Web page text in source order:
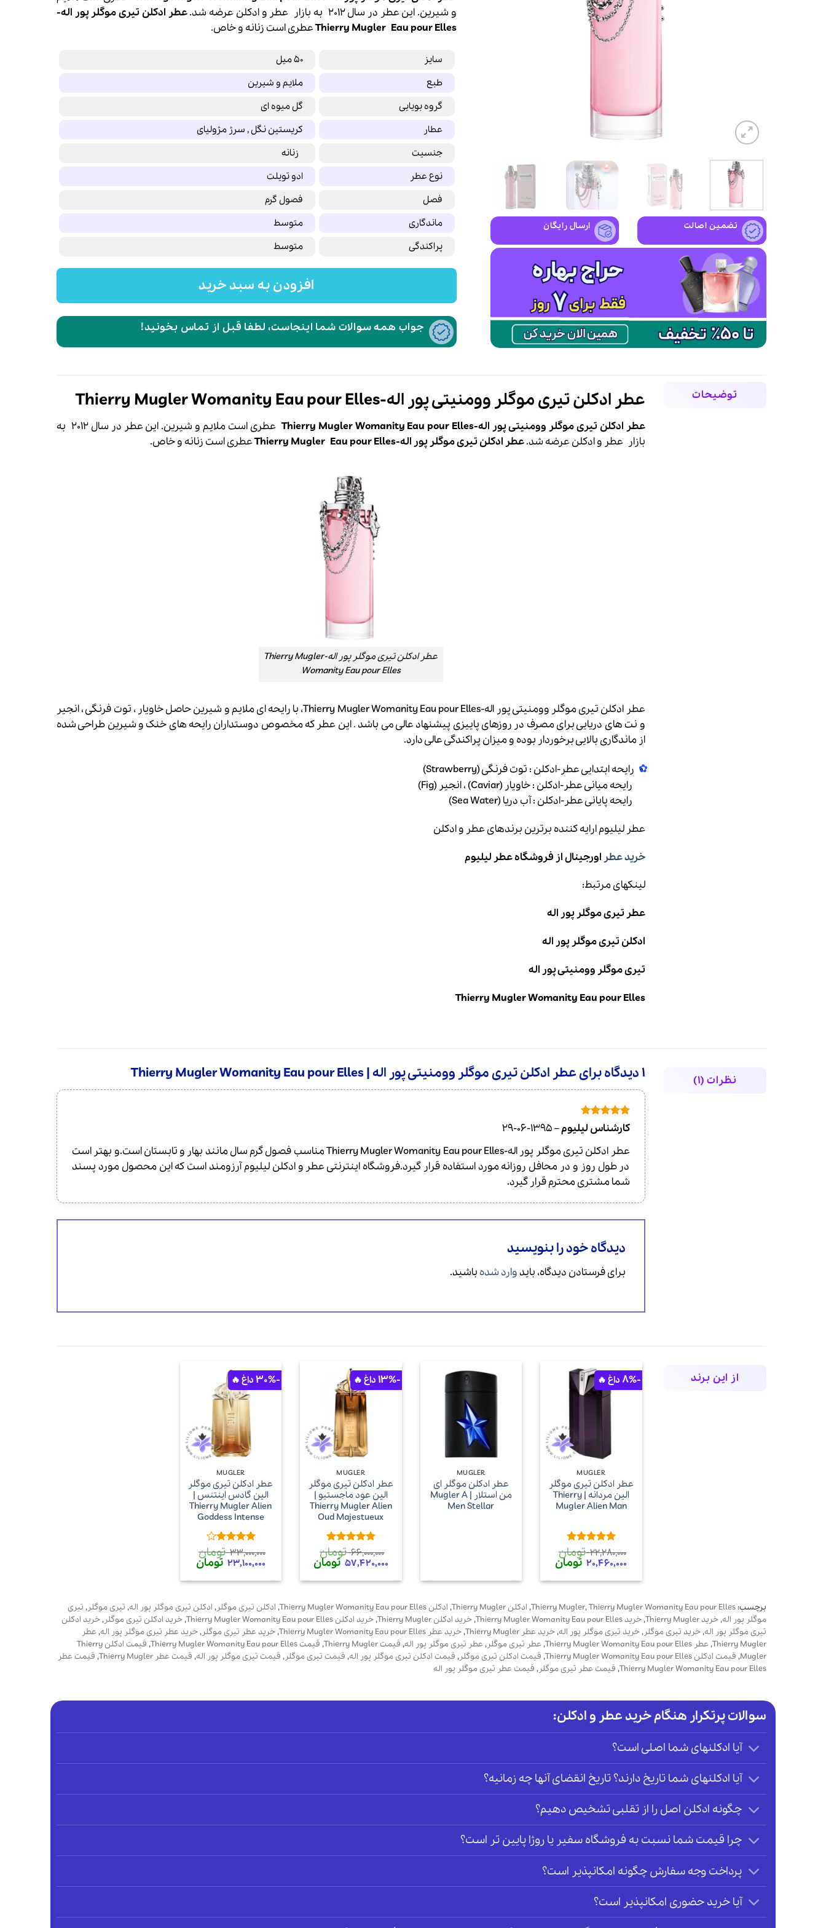
تضمین اصالت ارسال رایگان
و شیرین. این عطر در سال 2012 به بازار
عطر وادکلن عرضه شد.عطر ادکلن تیری موگلر پور اله-
Thierry MuglerEau pour Elles عطری است زنانه و خاص.
سایز
50 میل
طبع
ملایم و شیرین
گروه بویایی
گل میوه ای
عطار
کریستین نگل , سرژ مژولیای
جنسیت
زنانه
نوع عطر
ادو تویلت
فصل
فصول گرم
ماندگاری
متوسط
پراکندگی
متوسط
افزودن به سبد خرید
جواب همه سوالات شما اینجاست، لطفا قبل از تماس بخونید!
توضیحات عطر ادکلن تیری موگلر وومنیتی پور اله-Thierry Mugler Womanity Eau pour Elles
عطر ادکلن تیری موگلر وومنیتی پور اله-Thierry Mugler Womanity Eau pour Elles
عطری است ملایم و شیرین. این عطر در سال 2012 به
بازارعطر و ادکلن عرضه شد.عطر ادکلنتیری موگلر پور اله- Thierry MuglerEau pour Elles عطری است زنانه و خاص.
عطر ادکلن تیری موگلر پور اله-Thierry Mugler
Womanity Eau pour Elles
عطر ادکلن تیری موگلر وومنیتی پور اله-Thierry Mugler Womanity Eau pour Elles، با رایحه ای ملایم و شیرین حاصل خاویار ، توت فرنگی ، انجیر
و نت های دریایی برای مصرف در روزهای پاییزی پیشنهاد عالی می باشد .این عطر که مخصوص دوستداران رایحه های خنک و شیرین طراحی شده
از ماندگاری بالایی برخوردار بوده و میزان پراکندگی عالی دارد.
رایحه ابتدایی عطر-ادکلن : توت فرنگی (Strawberry)
رایحه میانی عطر-ادکلن : خاویار (Caviar) ، انجیر (Fig)
رایحه پایانی عطر-ادکلن : آب دریا (Sea Water)
عطر لیلیومارایه کننده برترین برندهای عطر و ادکلن
خرید عطر اورجینال از فروشگاه عطر لیلیوم
لینکهای مرتبط:
عطر تیری موگلر پور اله
ادکلن تیری موگلر پور اله
تیری موگلر وومنیتی پور اله
Thierry Mugler Womanity Eau pour Elles
نظرات (1) 1 دیدگاه برای عطر ادکلن تیری موگلر وومنیتی پور اله | Thierry Mugler Womanity Eau pour Elles
امتیاز5
از
5
کارشناس لیلیوم–
1395-06-29
عطر ادکلن تیری موگلر پور اله-Thierry Mugler Womanity Eau pour Elles مناسب فصول گرم سال مانند بهار و تابستان است.و بهتر است
در طول روز و در محافل روزانه مورد استفاده قرار گیرد.فروشگاه اینترنتی عطر و ادکلن لیلیوم آرزومند است که این محصول مورد پسند
شما مشتری محترم قرار گیرد.
دیدگاه خود را بنویسید
برای فرستادن دیدگاه، باید وارد شده باشید.
از این برند -8%
+
MUGLER
عطر ادکلن تیری موگلر
الین مردانه | Thierry
Mugler Alien Man
امتیاز5از
22,280,000 تومان
قیمت
اصلی
22,280,000 تومان
بود.
20,460,000 تومانقیمت
فعلی
20,460,000 تومان
است.
MUGLER
عطر ادکلن موگلر ای
من استلار | Mugler A
Men Stellar
-13%
+
MUGLER
عطر ادکلن تیری موگلر
الین عود ماجستیو |
Thierry Mugler Alien
Oud Majestueux
امتیاز5از
66,000,000 تومان
قیمت
اصلی
66,000,000 تومان
بود.
57,420,000 تومان
57,420,000 تومان
است.
-30%
MUGLER
عطر ادکلن تیری موگلر
الین گادس اینتنس |
Thierry Mugler Alien
Goddess Intense
امتیاز4
از 5
33,000,000 تومان
قیمت
اصلی
33,000,000 تومان
بود.
23,100,000 تومان
است.
برچسب: Thierry Mugler,Thierry Mugler Womanity Eau pour Elles
, ادکلن Thierry Mugler , ادکلن Thierry Mugler Womanity Eau pour Elles , ادکلن تیری موگلر, ادکلن تیری موگلر پور اله, تیری موگلر, تیری
موگلر پور اله,خرید Thierry Mugler ,خرید Thierry Mugler Womanity Eau pour Elles ,خرید ادکلن Thierry Mugler ,خرید ادکلن Thierry Mugler Womanity Eau pour Elles ,خرید ادکلن تیری موگلر,خرید ادکلن
تیری موگلر پور اله,خرید تیری موگلر,خرید تیری موگلر پور اله,خرید عطر Thierry Mugler ,خرید عطر Thierry Mugler Womanity Eau pour Elles ,خرید عطر تیری موگلر,خرید عطر تیری موگلر پور اله,عطر
Thierry Mugler
,عطر Thierry Mugler Womanity Eau pour Elles ,عطر تیری موگلر,عطر تیری موگلر پور اله, قیمت Thierry Mugler , قیمت Thierry Mugler Womanity Eau pour Elles ,
قیمت ادکلن Thierry
Mugler
, قیمت ادکلن Thierry Mugler Womanity Eau pour Elles , قیمت ادکلن تیری موگلر, قیمت ادکلن تیری موگلر پور اله, قیمت تیری موگلر, قیمت تیری موگلر پور اله, قیمت عطر Thierry Mugler , قیمت عطر
Thierry Mugler Womanity Eau pour Elles
, قیمت عطر تیری موگلر, قیمت عطر تیری موگلر پور اله
سوالات پرتکرار هنگام خرید عطر و ادکلن:
آیا ادکلنهای شما اصلی است؟
آیا ادکلنهای شما تاریخ دارند؟ تاریخ انقضای آنها چه زمانیه؟
چگونه ادکلن اصل را از تقلبی تشخیص دهیم؟
چرا قیمت شما نسبت به فروشگاه سفیر یا روژا پایین تر است؟
پرداخت وجه سفارش چگونه امکانپذیر است؟
آیا خرید حضوری امکانپذیر است؟